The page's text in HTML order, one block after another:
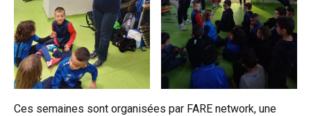
Ces semaines sont organisées par FARE network, une